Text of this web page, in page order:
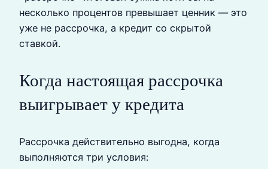
несколько процентов превышает ценник — это
уже не рассрочка, а кредит со скрытой
ставкой.
Когда настоящая рассрочка
выигрывает у кредита
Рассрочка действительно выгодна, когда
выполняются три условия: